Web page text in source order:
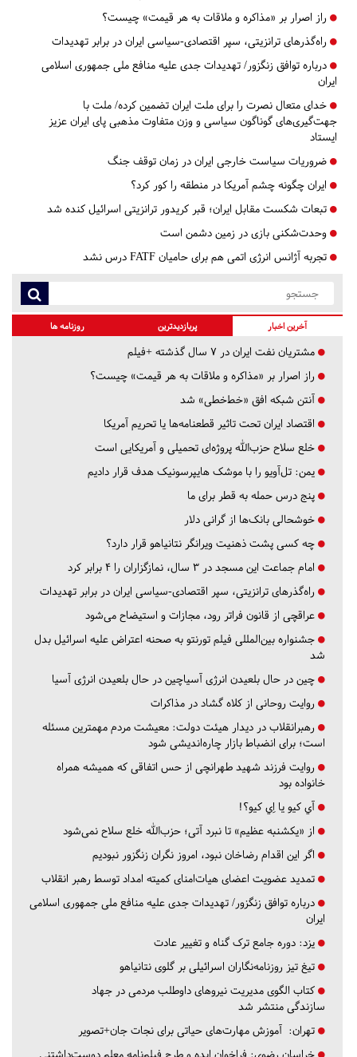
راز اصرار بر «مذاکره و ملاقات به هر قیمت» چیست؟
راه‌گذرهای ترانزیتی، سپر اقتصادی-سیاسی ایران در برابر تهدیدات
درباره توافق زنگزور/ تهدیدات جدی علیه منافع ملی جمهوری اسلامی
ایران
خدای متعال نصرت را برای ملت ایران تضمین کرده/ ملت با
جهت‌گیری‌های گوناگون سیاسی و وزن متفاوت مذهبی پای ایران عزیز
ایستاد
ضروریات سیاست خارجی ایران در زمان توقف جنگ
ایران چگونه چشم آمریکا در منطقه را کور کرد؟
تبعات شکست مقابل ایران؛ قبر کریدور ترانزیتی اسرائیل کنده شد
وحدت‌شکنی بازی در زمین دشمن است
تجربه آژانس انرژی اتمی هم برای حامیان FATF درس نشد
آخرین اخبار پربازدیدترین روزنامه ها
مشتریان نفت ایران در ۷ سال گذشته +فیلم
راز اصرار بر «مذاکره و ملاقات به هر قیمت» چیست؟
آنتن شبکه افق «خط‌خطی» شد
اقتصاد ایران تحت تاثیر قطعنامه‌ها یا تحریم‌ آمریکا
خلع سلاح حزب‌الله پروژه‌ای تحمیلی و آمریکایی است
یمن: تل‌آویو را با موشک هایپرسونیک هدف قرار دادیم
پنج درس‌ حمله به قطر برای ما
خوشحالی بانک‌ها از گرانی دلار
چه کسی پشت ذهنیت ویرانگر نتانیاهو قرار دارد؟
امام جماعت این مسجد در ۳ سال، نمازگزاران را ۴ برابر کرد
راه‌گذرهای ترانزیتی، سپر اقتصادی-سیاسی ایران در برابر تهدیدات
عراقچی از قانون فراتر رود، مجازات و استیضاح می‌شود
جشنواره بین‌المللی فیلم تورنتو به صحنه اعتراض علیه اسرائیل بدل
شد
چین در حال بلعیدن انرژی آسیاچین در حال بلعیدن انرژی آسیا
روایت روحانی از کلاه گشاد در مذاکرات
رهبرانقلاب در دیدار هیئت دولت: معیشت مردم مهمترین مسئله
است؛ برای انضباط بازار چاره‌اندیشی شود
روایت فرزند شهید طهرانچی از حس اتفاقی که همیشه همراه
خانواده بود
آي كيو يا اِي كيو؟!
از «یکشنبه عظیم» تا نبرد آتی؛ حزب‌الله خلع سلاح نمی‌شود
اگر این اقدام رضاخان نبود، امروز نگران زنگزور نبودیم
تمدید عضویت اعضای هیات‌امنای کمیته امداد توسط رهبر انقلاب
درباره توافق زنگزور/ تهدیدات جدی علیه منافع ملی جمهوری اسلامی
ایران
یزد: دوره جامع ترک گناه و تغییر عادت
تیغ تیز روزنامه‌نگاران اسرائیلی بر گلوی نتانیاهو
کتاب الگوی مدیریت نیروهای داوطلب مردمی در جهاد
سازندگی منتشر شد
تهران: آموزش مهارت‌های حیاتی برای نجات جان+تصویر